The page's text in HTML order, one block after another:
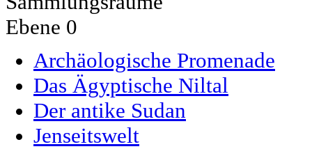
Ebene 0
Archäologische Promenade
Das Ägyptische Niltal
Der antike Sudan
Jenseitswelt